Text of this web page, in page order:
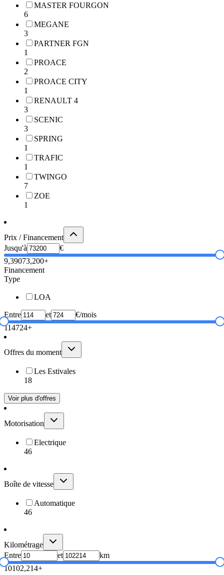
MASTER FOURGON
6
MEGANE
3
PARTNER FGN
1
PROACE
2
PROACE CITY
1
RENAULT 4
3
SCENIC
3
SPRING
1
TRAFIC
1
TWINGO
7
ZOE
1
Prix / Financement
Jusqu'à
€
9,39073,200+
Financement
Type
LOA
Entre et
€/mois
114724+
Offres du moment
Les Estivales
18
Voir plus d'offres
Motorisation
Electrique
46
Boîte de vitesse
Automatique
46
Kilométrage
Entre
et
km
10102,214+